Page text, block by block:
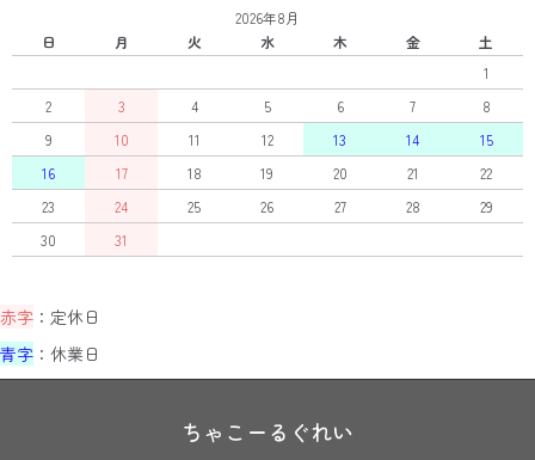
2026年8月
日
月 火 水 木 金
土
1
2
3 4 5 6 7
8
9
10 11 12 13 14
15
16
17 18 19 20 21
22
23
24 25 26 27 28
29
30
31
赤字 ：定休日
青字 ：休業日
ちゃこーるぐれい